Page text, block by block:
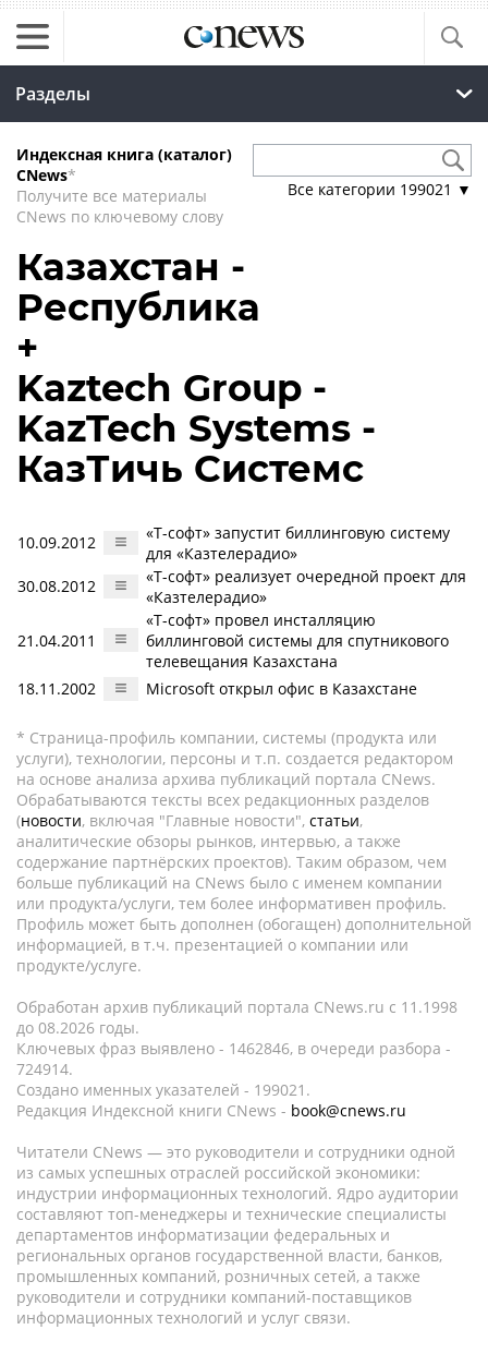
Разделы
Индексная книга (каталог)
CNews*
Получите все материалы
CNews по ключевому слову
Все категории 199021 ▼
Казахстан -
Республика
+
Kaztech Group -
KazTech Systems -
КазТичь Системс
10.09.2012
«Т-софт» запустит биллинговую систему
для «Казтелерадио»
30.08.2012
«Т-софт» реализует очередной проект для
«Казтелерадио»
21.04.2011
«Т-софт» провел инсталляцию
биллинговой системы для спутникового
телевещания Казахстана
18.11.2002
Microsoft открыл офис в Казахстане
* Страница-профиль компании, системы (продукта или
услуги), технологии, персоны и т.п. создается редактором
на основе анализа архива публикаций портала CNews.
Обрабатываются тексты всех редакционных разделов
(новости, включая "Главные новости", статьи,
аналитические обзоры рынков, интервью, а также
содержание партнёрских проектов). Таким образом, чем
больше публикаций на CNews было с именем компании
или продукта/услуги, тем более информативен профиль.
Профиль может быть дополнен (обогащен) дополнительной
информацией, в т.ч. презентацией о компании или
продукте/услуге.
Обработан архив публикаций портала CNews.ru c 11.1998
до 08.2026 годы.
Ключевых фраз выявлено - 1462846, в очереди разбора -
724914.
Создано именных указателей - 199021.
Редакция Индексной книги CNews - book@cnews.ru
Читатели CNews — это руководители и сотрудники одной
из самых успешных отраслей российской экономики:
индустрии информационных технологий. Ядро аудитории
составляют топ-менеджеры и технические специалисты
департаментов информатизации федеральных и
региональных органов государственной власти, банков,
промышленных компаний, розничных сетей, а также
руководители и сотрудники компаний-поставщиков
информационных технологий и услуг связи.